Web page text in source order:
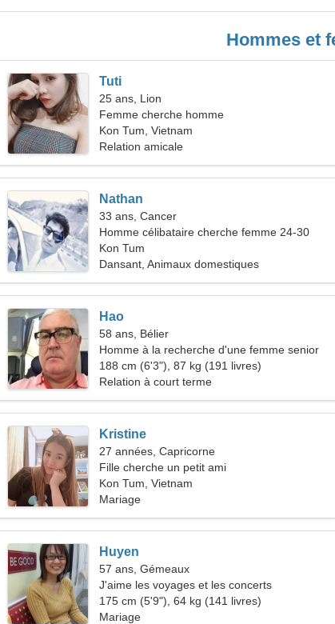
Hommes et
Tuti
25 ans, Lion
Femme cherche homme
Kon Tum, Vietnam
Relation amicale
Nathan
33 ans, Cancer
Homme célibataire cherche femme 24-30
Kon Tum
Dansant, Animaux domestiques
Hao
58 ans, Bélier
Homme à la recherche d'une femme senior
51-56
188 cm (6'3"), 87 kg (191 livres)
Relation à court terme
Kristine
27 années, Capricorne
Fille cherche un petit ami
Kon Tum, Vietnam
Mariage
Huyen
57 ans, Gémeaux
J'aime les voyages et les concerts
175 cm (5'9"), 64 kg (141 livres)
Mariage